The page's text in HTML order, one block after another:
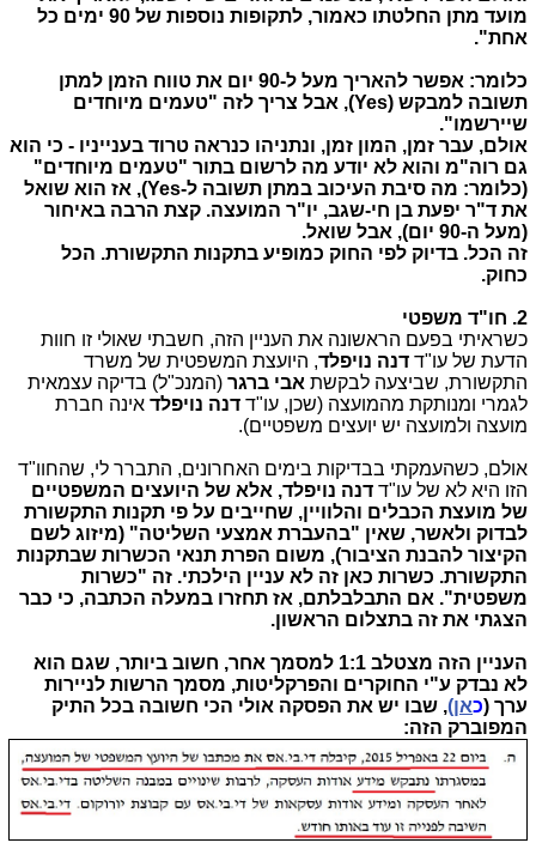
מועד מתן החלטתו כאמור, לתקופות נוספות של 90 ימים כל
אחת".
כלומר: אפשר להאריך מעל ל-90 יום את טווח הזמן למתן
תשובה למבקש (Yes), אבל צריך לזה "טעמים מיוחדים
שיירשמו".
אולם, עבר זמן, המון זמן, ונתניהו כנראה טרוד בענייניו - כי הוא
גם רוה"מ והוא לא יודע מה לרשום בתור "טעמים מיוחדים"
(כלומר: מה סיבת העיכוב במתן תשובה ל-Yes), אז הוא שואל
את ד"ר יפעת בן חי-שגב, יו"ר המועצה. קצת הרבה באיחור
(מעל ה-90 יום), אבל שואל.
זה הכל. בדיוק לפי החוק כמופיע בתקנות התקשורת. הכל
כחוק.
2. חו"ד משפטי
כשראיתי בפעם הראשונה את העניין הזה, חשבתי שאולי זו חוות
הדעת של עו"ד דנה נויפלד, היועצת המשפטית של משרד
התקשורת, שביצעה לבקשת אבי ברגר (המנכ"ל) בדיקה עצמאית
לגמרי ומנותקת מהמועצה (שכן, עו"ד דנה נויפלד אינה חברת
מועצה ולמועצה יש יועצים משפטיים).
אולם, כשהעמקתי בבדיקות בימים האחרונים, התברר לי, שהחוו"ד
הזו היא לא של עו"ד דנה נויפלד, אלא של היועצים המשפטיים
של מועצת הכבלים והלוויין, שחייבים על פי תקנות התקשורת
לבדוק ולאשר, שאין "בהעברת אמצעי השליטה" (מיזוג לשם
הקיצור להבנת הציבור), משום הפרת תנאי הכשרות שבתקנות
התקשורת. כשרות כאן זה לא עניין הילכתי. זה "כשרות
משפטית". אם התבלבלתם, אז תחזרו במעלה הכתבה, כי כבר
הצגתי את זה בתצלום הראשון.
העניין הזה מצטלב 1:1 למסמך אחר, חשוב ביותר, שגם הוא
לא נבדק ע"י החוקרים והפרקליטות, מסמך הרשות לניירות
ערך (כאן), שבו יש את הפסקה אולי הכי חשובה בכל התיק
המפוברק הזה: